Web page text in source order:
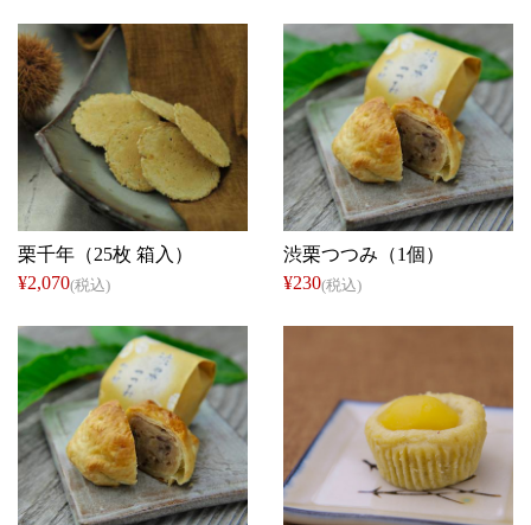
仁太郎
栗千年（25枚 箱入）
¥2,070(税込)
仁太郎
渋栗つつみ（1個）
¥230(税込)
仁太郎 仁太郎